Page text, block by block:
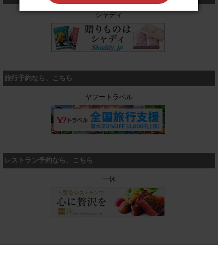
シャディ
旅行予約なら、こちら
ヤフートラベル
レストラン予約なら、こちら
一休